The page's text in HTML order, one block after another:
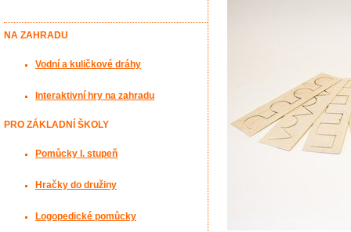
NA ZAHRADU
Vodní a kuličkové dráhy
Interaktivní hry na zahradu
PRO ZÁKLADNÍ ŠKOLY
Pomůcky I. stupeň
Hračky do družiny
Logopedické pomůcky